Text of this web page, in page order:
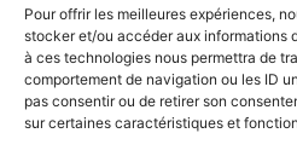
Pour offrir les meilleures expériences,
stocker et/ou accéder aux informations
à ces technologies nous permettra de
comportement de navigation ou les ID
pas consentir ou de retirer son
sur certaines caractéristiques et
Politique de